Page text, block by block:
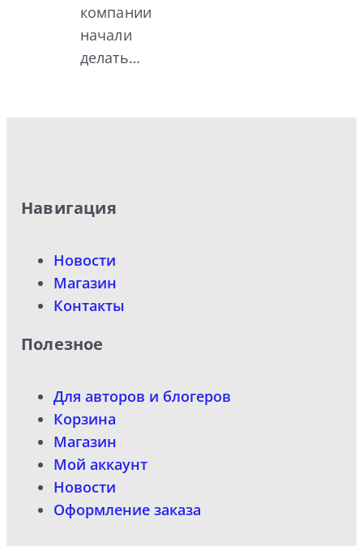
компании
начали
делать…
Навигация
Новости
Магазин
Контакты
Полезное
Для авторов и блогеров
Корзина
Магазин
Мой аккаунт
Новости
Оформление заказа